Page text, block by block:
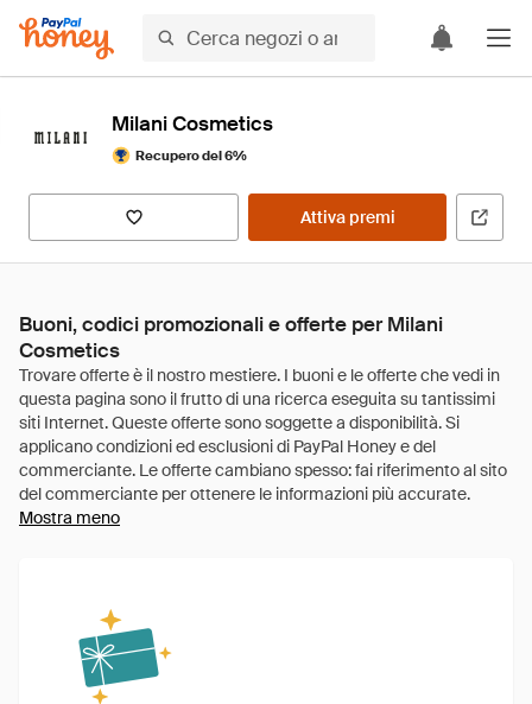
Milani Cosmetics
Recupero del 6%
Attiva premi
Buoni, codici promozionali e offerte per Milani
Cosmetics
Mostra meno